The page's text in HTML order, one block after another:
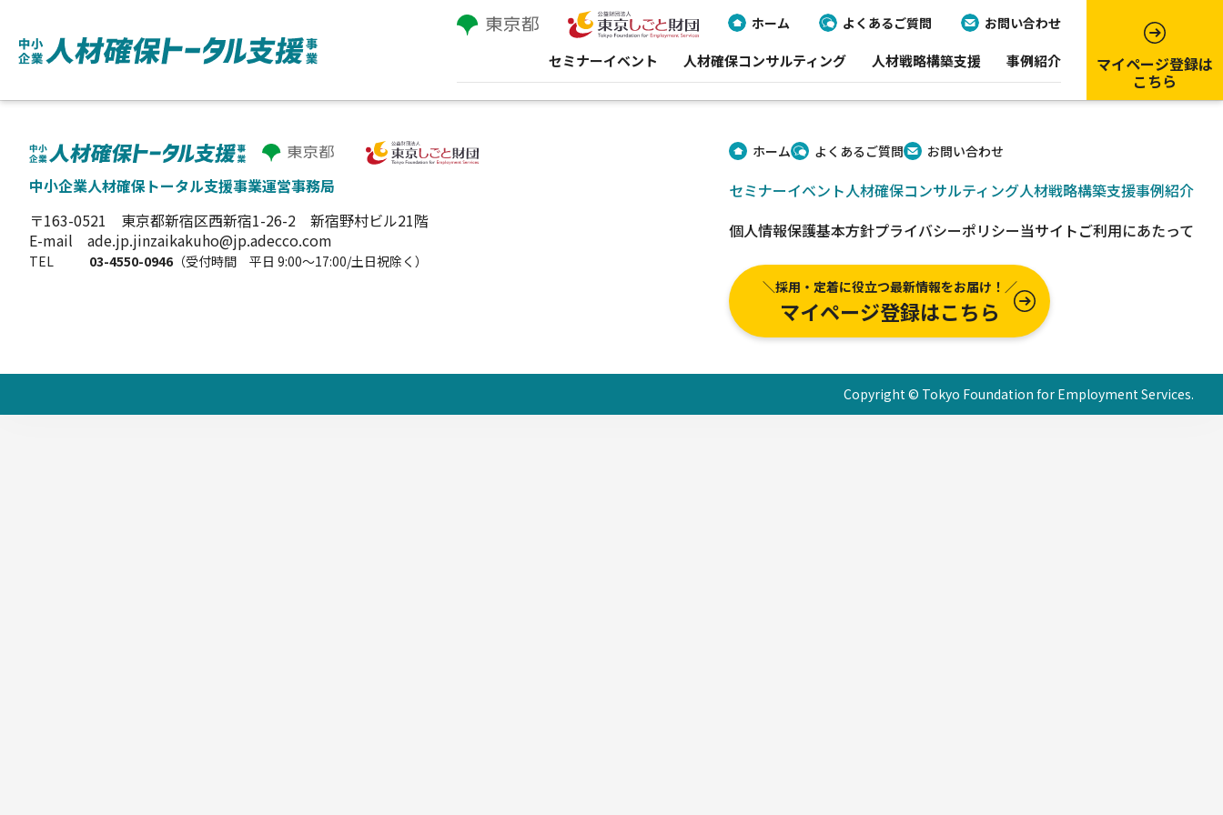
ホーム よくあるご質問 お問い合わせ
セミナーイベント 人材確保コンサルティング 人材戦略構築支援 事例紹介 マイページ登録は
こちら
中小企業人材確保トータル支援事業運営事務局
〒163-0521 東京都新宿区西新宿1-26-2 新宿野村ビル21階
E-mail ade.jp.jinzaikakuho@jp.adecco.com
TEL 03-4550-0946 （受付時間 平日 9:00～17:00/土日祝除く）
ホーム よくあるご質問 お問い合わせ
セミナーイベント人材確保コンサルティング人材戦略構築支援事例紹介
個人情報保護基本方針プライバシーポリシー当サイトご利用にあたって
＼採用・定着に役立つ最新情報をお届け！／
マイページ登録はこちら
Copyright © Tokyo Foundation for Employment Services.